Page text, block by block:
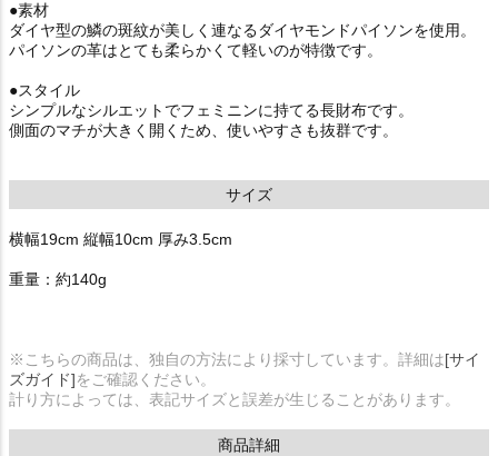
●素材
ダイヤ型の鱗の斑紋が美しく連なるダイヤモンドパイソンを使用。
パイソンの革はとても柔らかくて軽いのが特徴です。
●スタイル
シンプルなシルエットでフェミニンに持てる長財布です。
側面のマチが大きく開くため、使いやすさも抜群です。
サイズ
横幅19cm 縦幅10cm 厚み3.5cm
重量：約140g
※こちらの商品は、独自の方法により採寸しています。詳細は[サイ
ズガイド]をご確認ください。
計り方によっては、表記サイズと誤差が生じることがあります。
商品詳細